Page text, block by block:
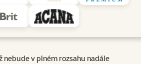
e-shopu Super zoo přinášíme
pomohou lépe pečovat o vaše mazlíčky a
nebude v plném rozsahu nadále